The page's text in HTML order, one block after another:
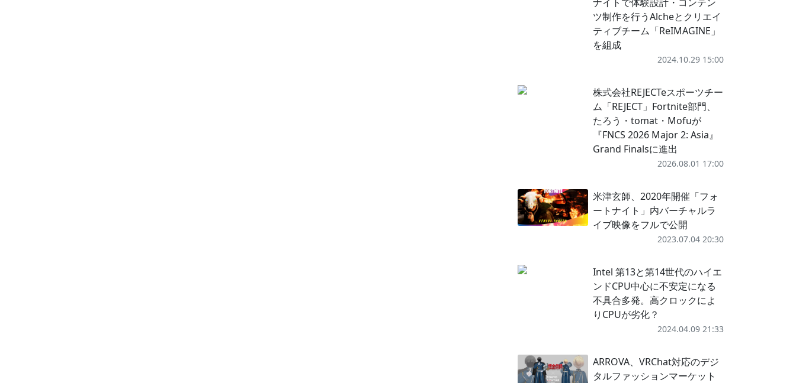
ツ制作を行うAlcheとクリエイ
ティブチーム「ReIMAGINE」
を組成
2024.10.29 15:00
株式会社REJECTeスポーツチー
ム「REJECT」Fortnite部門、
たろう・tomat・Mofuが
『FNCS 2026 Major 2: Asia』
Grand Finalsに進出
2026.08.01 17:00
米津玄師、2020年開催「フォ
ートナイト」内バーチャルラ
イブ映像をフルで公開
2023.07.04 20:30
Intel 第13と第14世代のハイエ
ンドCPU中心に不安定になる
不具合多発。高クロックによ
りCPUが劣化？
2024.04.09 21:33
ARROVA、VRChat対応のデジ
タルファッションマーケット